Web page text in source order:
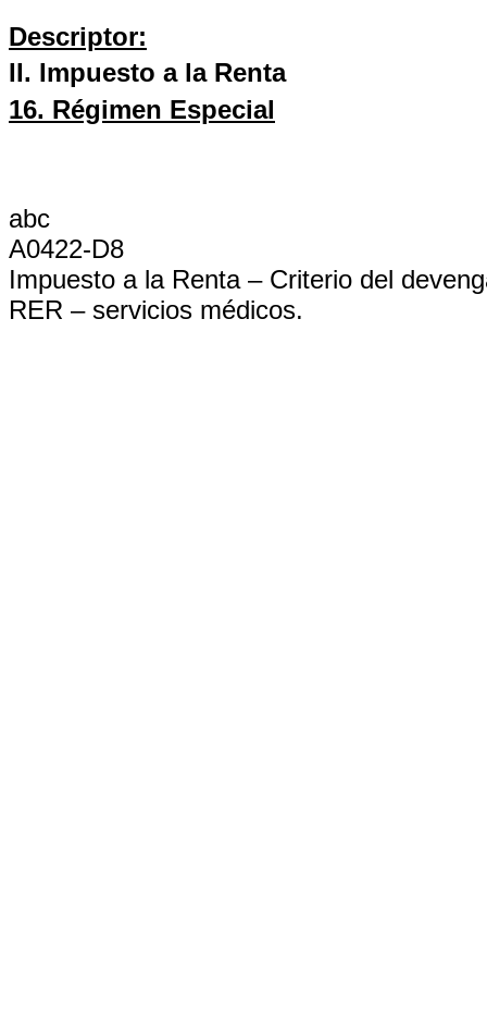
Descriptor:
II. Impuesto a la Renta
16. Régimen Especial
abc
A0422-D8
Impuesto a la Renta – Criterio del
RER – servicios médicos.